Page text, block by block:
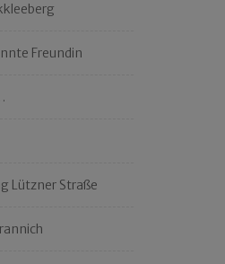
Freundin
Lützner Straße